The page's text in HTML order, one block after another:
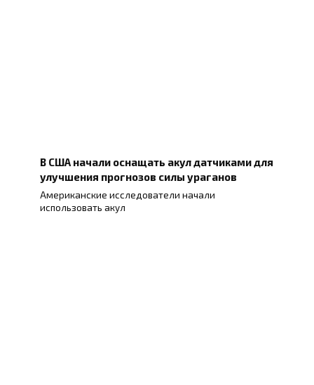
В США начали оснащать акул датчиками для
улучшения прогнозов силы ураганов
Американские исследователи начали
использовать акул